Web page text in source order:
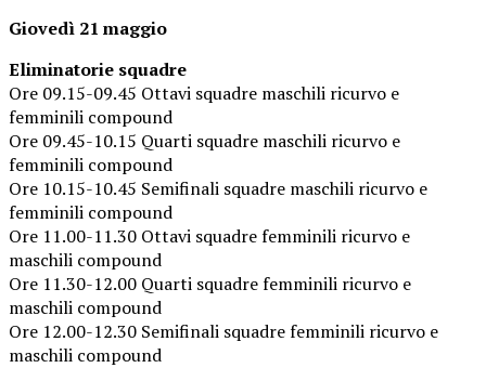
Giovedì 21 maggio
Eliminatorie squadre
Ore 09.15-09.45 Ottavi squadre maschili ricurvo e
femminili compound
Ore 09.45-10.15 Quarti squadre maschili ricurvo e
femminili compound
Ore 10.15-10.45 Semifinali squadre maschili ricurvo e
femminili compound
Ore 11.00-11.30 Ottavi squadre femminili ricurvo e
maschili compound
Ore 11.30-12.00 Quarti squadre femminili ricurvo e
maschili compound
Ore 12.00-12.30 Semifinali squadre femminili ricurvo e
maschili compound